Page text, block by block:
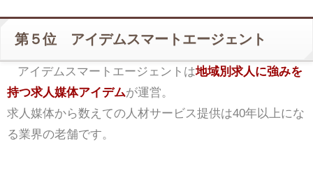
第５位 アイデムスマートエージェント
アイデムスマートエージェントは地域別求人に強みを
持つ求人媒体アイデムが運営。
求人媒体から数えての人材サービス提供は40年以上にな
る業界の老舗です。